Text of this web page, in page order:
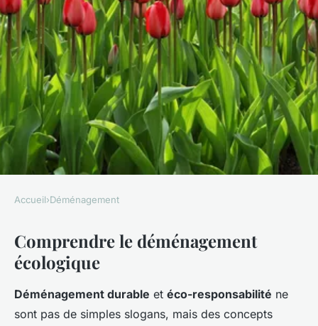
DÉMÉNAGEMENT
Déménagement écologique:
Comment minimiser l'impact
environnemental?
Léon •18 mars 2025 • 7 min de lecture
Accueil›Déménagement
Comprendre le déménagement
écologique
Déménagement durable et éco-responsabilité ne
sont pas de simples slogans, mais des concepts